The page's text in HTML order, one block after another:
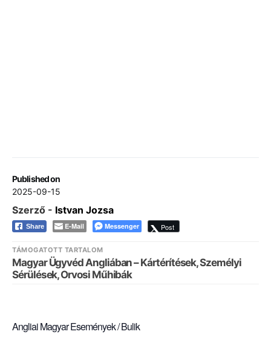
Published on
2025-09-15
Szerző - Istvan Jozsa
Share E-Mail Messenger Post
TÁMOGATOTT TARTALOM
Magyar Ügyvéd Angliában – Kártérítések, Személyi
Sérülések, Orvosi Műhibák
Angliai Magyar Események / Bulik